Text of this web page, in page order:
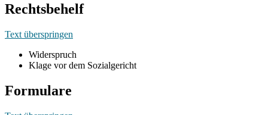
Rechtsbehelf
Text überspringen
Widerspruch
Klage vor dem Sozialgericht
Formulare